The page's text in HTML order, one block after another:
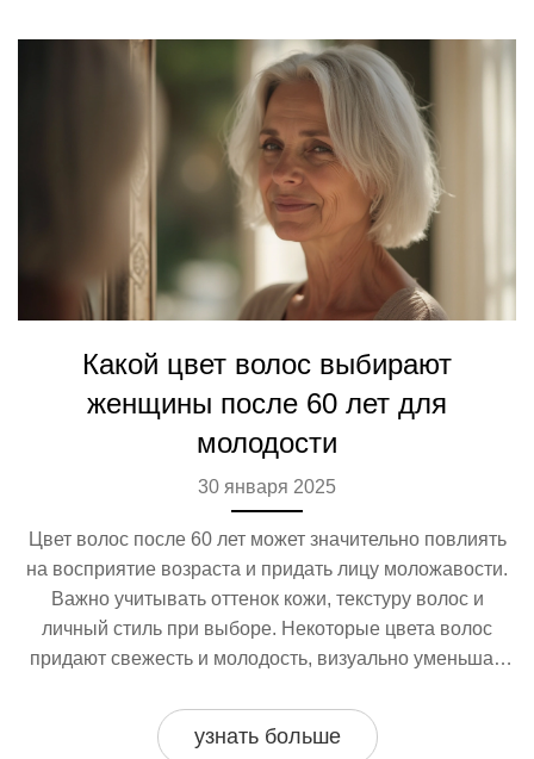
Какой цвет волос выбирают
женщины после 60 лет для
молодости
30 января 2025
Цвет волос после 60 лет может значительно повлиять
на восприятие возраста и придать лицу моложавости.
Важно учитывать оттенок кожи, текстуру волос и
личный стиль при выборе. Некоторые цвета волос
придают свежесть и молодость, визуально уменьшая
наиболее выигрышно смотрятся на женщинах после
60.
узнать больше